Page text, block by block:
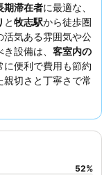
期滞在者に最適な、
と牧志駅から徒歩圏
活気ある雰囲気や公
設備は、 客室内の
に便利で費用も節約
親切さと丁寧さで常
限に抑えるため、
52%